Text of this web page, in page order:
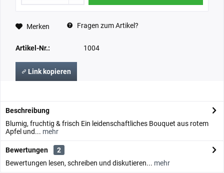
Merken Fragen zum Artikel?
Artikel-Nr.: 1004
Link kopieren
Beschreibung
Blumig, fruchtig & frisch Ein leidenschaftliches Bouquet aus rotem
Apfel und... mehr
Bewertungen
2
Bewertungen lesen, schreiben und diskutieren... mehr